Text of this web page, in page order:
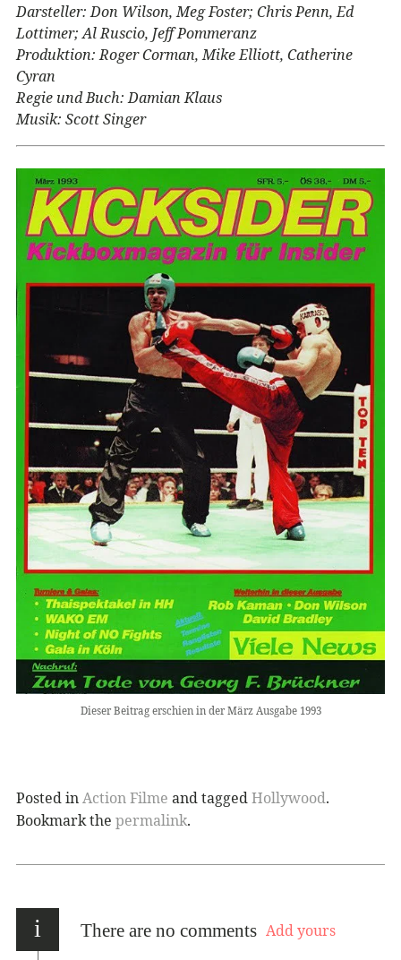
Darsteller: Don Wilson, Meg Foster; Chris Penn, Ed
Lottimer; Al Ruscio, Jeff Pommeranz
Produktion: Roger Corman, Mike Elliott, Catherine
Cyran
Regie und Buch: Damian Klaus
Musik: Scott Singer
Dieser Beitrag erschien in der März Ausgabe 1993
Posted inAction Filme and taggedHollywood.
Bookmark the permalink.
i There are no comments Add yours